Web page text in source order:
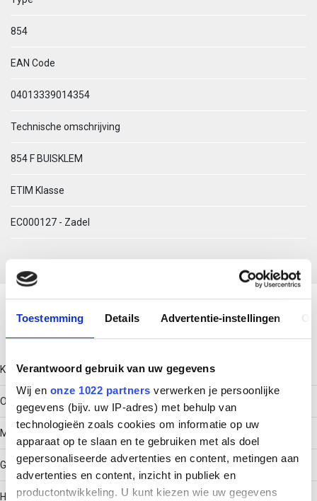
Toestemming Details Advertentie-instellingen
Verantwoord gebruik van uw gegevens
Wij en onze 1022 partners verwerken je persoonlijke
gegevens (bijv. uw IP-adres) met behulp van
technologieën zoals cookies om informatie op uw
apparaat op te slaan en te gebruiken met als doel
gepersonaliseerde advertenties en content, metingen aan
advertenties en content, inzicht in publiek en
productontwikkeling. U kunt kiezen wie uw gegevens
854
EAN Code
04013339014354
Technische omschrijving
854 F BUISKLEM
ETIM Klasse
EC000127 - Zadel
Download productsheet
Technische gegevens
Kleur
Overig
Model
Gesloten
Halogeenvrij